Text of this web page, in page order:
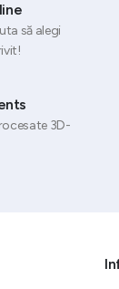
să alegi
3D-